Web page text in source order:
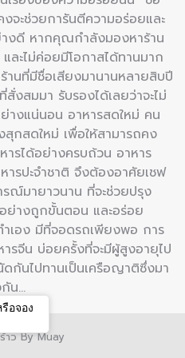
จะช่วยการันตีความอร่อยและ
งดี หากคุณกำลังมองหาร้าน
ละไม่ค่อยมีโอกาสได้ทานมาก
านที่มีชื่อเสียงมานานหลายสิบปี
งสมมา รับรองได้เลยว่าจะไม่
างแน่นอน อาหารสดใหม่ คน
สุกสดใหม่ เพื่อให้สามารถคง
รได้อย่างครบถ้วน อาหาร
หารปะจำชาติ จึงต้องอาศัยเชฟ
ณ์มายาวนาน ที่จะช่วยปรุง
ย่างถูกขั้นตอน และอร่อย
เอง มีที่จอดรถเพียงพอ การ
ารจีน บ่อยครั้งที่จะมีผู้สูงอายุไป
กันไปทานเป็นเครือญาติซึ่งมา
น…
าว By Muay
อจอง